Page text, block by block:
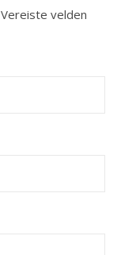
Vereiste velden